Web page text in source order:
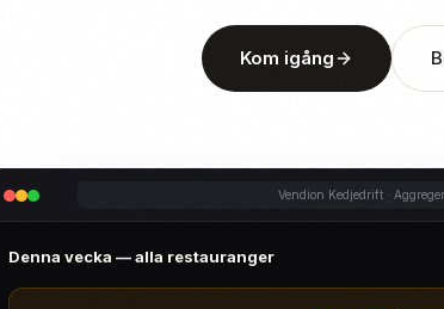
Kom igång
Vendion Kedjedrift ·
Denna vecka — alla restauranger